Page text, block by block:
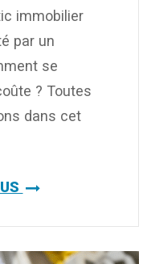
immobilier
par un
se
? Toutes
dans cet